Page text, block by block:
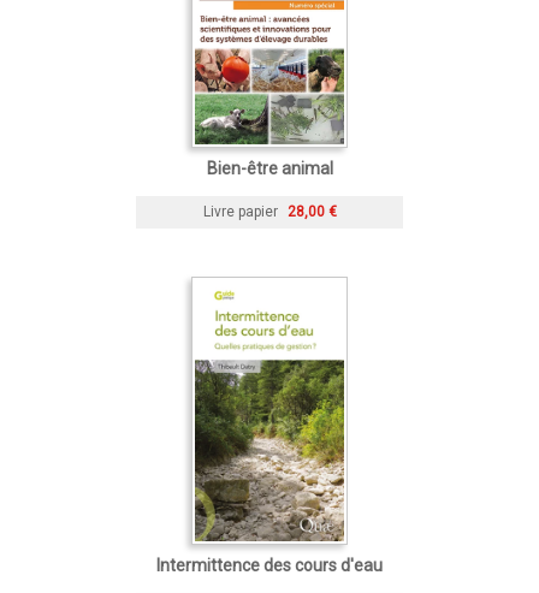
Bien-être animal
Livre papier 28,00 €
Intermittence des cours d'eau